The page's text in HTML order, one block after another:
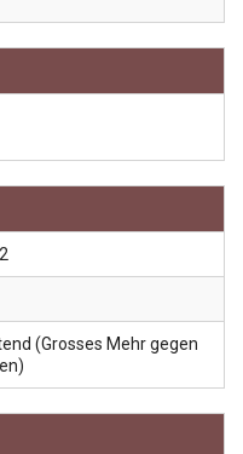
(Grosses Mehr gegen